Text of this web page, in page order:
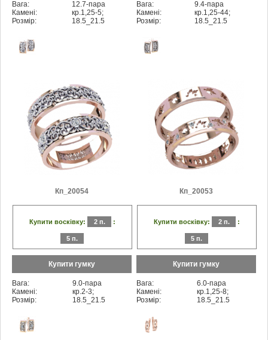
Вага:
12.7-пара
Камені:
кр.1,25-5;
Розмір:
18.5_21.5
Вага:
9.4-пара
Камені:
кр.1,25-44;
Розмір:
18.5_21.5
Кп_20054
Купити восківку: 2 п. :
5 п.
Купити гумку
Вага:
9.0-пара
Камені:
кр.2-3;
Розмір:
18.5_21.5
Кп_20053
Купити восківку: 2 п. :
5 п.
Купити гумку
Вага:
6.0-пара
Камені:
кр.1,25-8;
Розмір:
18.5_21.5